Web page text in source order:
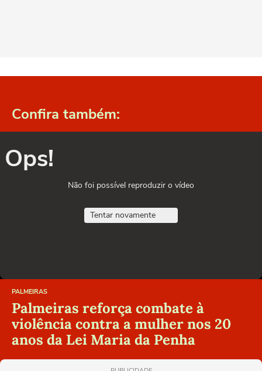
Confira também:
Ops!
Não foi possível reproduzir o vídeo
Tentar novamente
PALMEIRAS
Palmeiras reforça combate à
violência contra a mulher nos 20
anos da Lei Maria da Penha